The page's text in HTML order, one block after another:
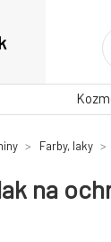
Farby, laky
na